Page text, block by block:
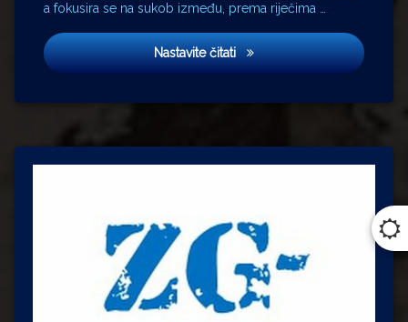
a fokusira se na sukob između, prema riječima …
Nastavite čitatiCasablanca